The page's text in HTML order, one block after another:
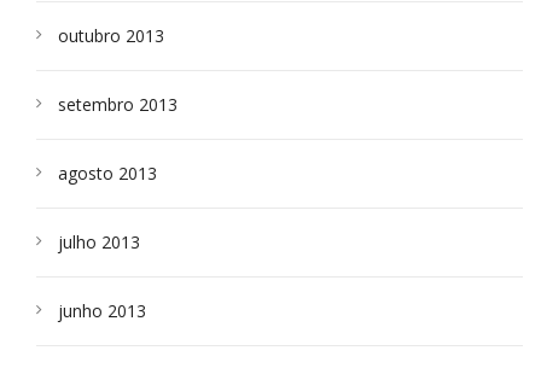
outubro 2013
setembro 2013
agosto 2013
julho 2013
junho 2013